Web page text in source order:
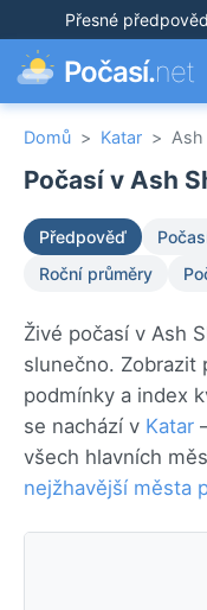
Přesné
Počasí.net
Domů > Katar > Ash
Počasí v Ash
Předpověď
Roční průměry
Živé počasí v Ash
slunečno. Zobrazit
podmínky a index
se nachází v Katar
všech hlavních
nejžhavější města